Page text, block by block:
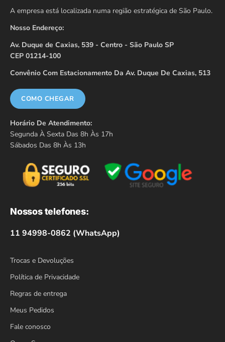
A empresa está localizada numa região estratégica de São Paulo.
Nosso Endereço:
Av. Duque de Caxias, 539 - Centro - São Paulo SP
CEP 01214-100
Convênio Com Estacionamento Da Av. Duque De Caxias, 513
COMO CHEGAR
Horário De Atendimento:
Segunda À Sexta Das 8h Às 17h
Sábados Das 8h Às 13h
Nossos telefones:
11 94998-0862 (WhatsApp)
Trocas e Devoluções
Política de Privacidade
Regras de entrega
Meus Pedidos
Fale conosco